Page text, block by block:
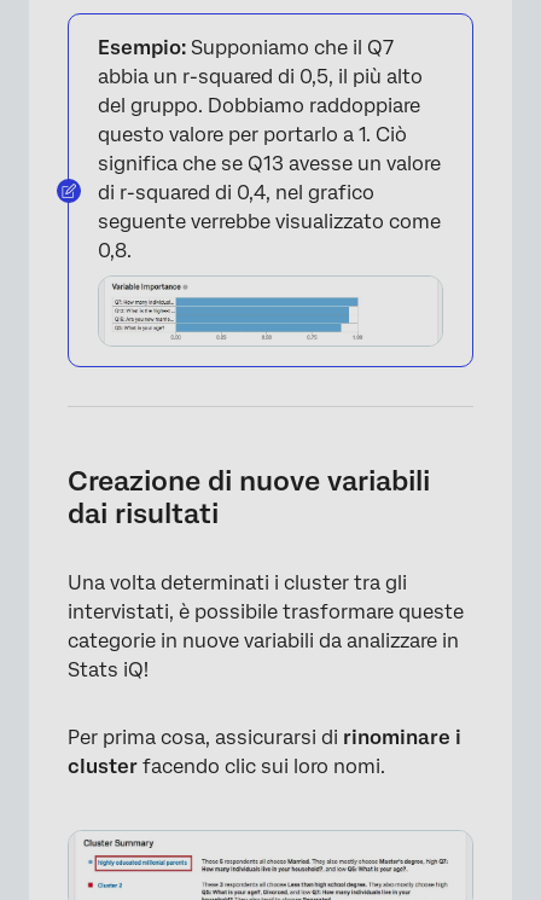
×
Esempio: Supponiamo che il Q7
abbia un r-squared di 0,5, il più alto
del gruppo. Dobbiamo raddoppiare
questo valore per portarlo a 1. Ciò
significa che se Q13 avesse un valore
di r-squared di 0,4, nel grafico
seguente verrebbe visualizzato come
0,8.
Creazione di nuove variabili
dai risultati
Una volta determinati i cluster tra gli
intervistati, è possibile trasformare queste
categorie in nuove variabili da analizzare in
Stats iQ!
Per prima cosa, assicurarsi di rinominare i
cluster facendo clic sui loro nomi.